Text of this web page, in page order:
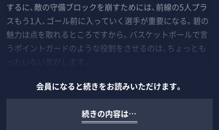
するに、敵の守備ブロックを崩すためには、前線の5人プラ
スもう1人、ゴール前に入っていく選手が重要になる。碧の
魅力は点を取れるところですから。バスケットボールで言
うポイントガードのような役割をさせるのは、ちょっとも
会員になると続きをお読みいただけます。
続きの内容は…